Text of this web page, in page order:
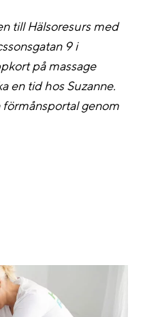
till Hälsoresurs med
9 i
på massage
en tid hos Suzanne.
genom